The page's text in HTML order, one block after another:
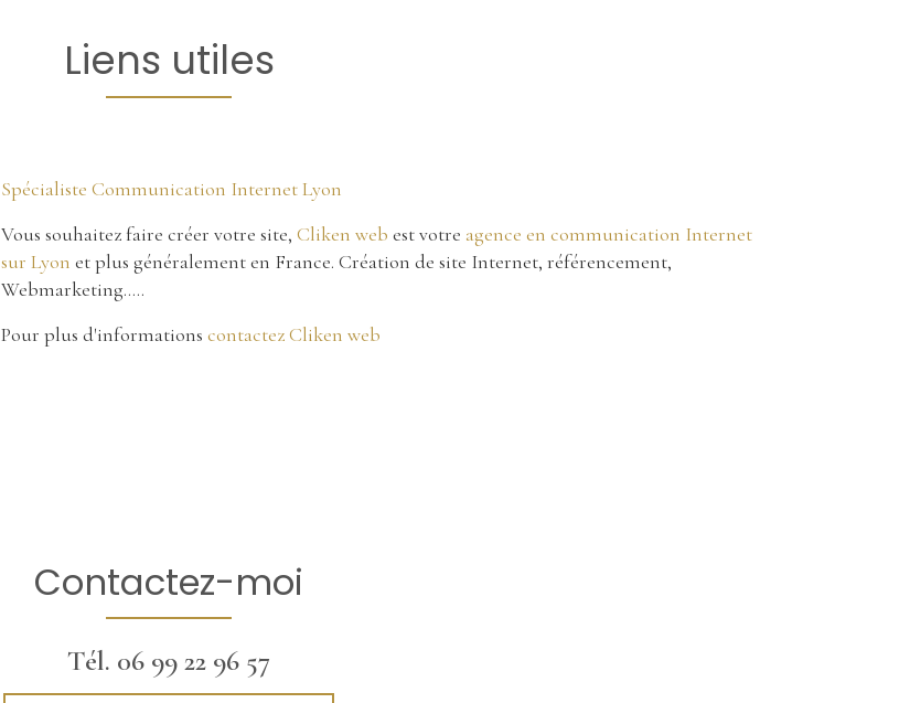
Liens utiles
Spécialiste Communication Internet Lyon
Vous souhaitez faire créer votre site,Cliken web est votre agence en communication Internet
sur Lyon et plus généralement en France. Création de site Internet, référencement,
Webmarketing…..
Pour plus d'informationscontactez Cliken web
Contactez-moi
Tél. 06 99 22 96 57